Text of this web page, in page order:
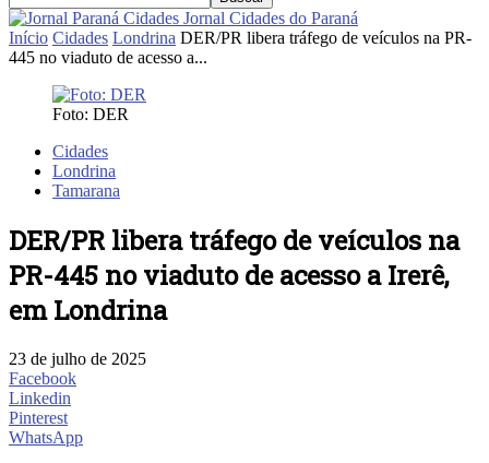
Jornal Cidades do Paraná
Início Cidades Londrina DER/PR libera tráfego de veículos na PR-
445 no viaduto de acesso a...
Foto: DER
Cidades
Londrina
Tamarana
DER/PR libera tráfego de veículos na
PR-445 no viaduto de acesso a Irerê,
em Londrina
23 de julho de 2025
Facebook
Linkedin
Pinterest
WhatsApp